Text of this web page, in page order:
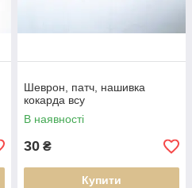
Шеврон, патч, нашивка
кокарда всу
В наявності
30 ₴
Купити